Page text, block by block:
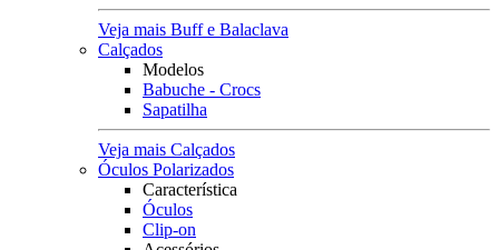
Veja mais Buff e Balaclava
Calçados
Modelos
Babuche - Crocs
Sapatilha
Veja mais Calçados
Óculos Polarizados
Característica
Óculos
Clip-on